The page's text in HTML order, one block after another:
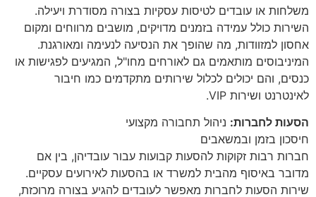
משלחות או עובדים לטיסות עסקיות בצורה מסודרת ויעילה.
השירות כולל עמידה בזמנים מדויקים, מושבים מרווחים ומקום
אחסון למזוודות, מה שהופך את הנסיעה לנעימה ומאורגנת.
המיניבוסים מותאמים גם לאורחים מחו"ל, המגיעים לפגישות או
כנסים, והם יכולים לכלול שירותים מתקדמים כמו חיבור
לאינטרנט ושירות VIP.
הסעות לחברות: ניהול תחבורה מקצועי
חיסכון בזמן ובמשאבים
חברות רבות זקוקות להסעות קבועות עבור עובדיהן, בין אם
מדובר באיסוף מהבית למשרד או בהסעות לאירועים עסקיים.
שירות הסעות לחברות מאפשר לעובדים להגיע בצורה מרוכזת,